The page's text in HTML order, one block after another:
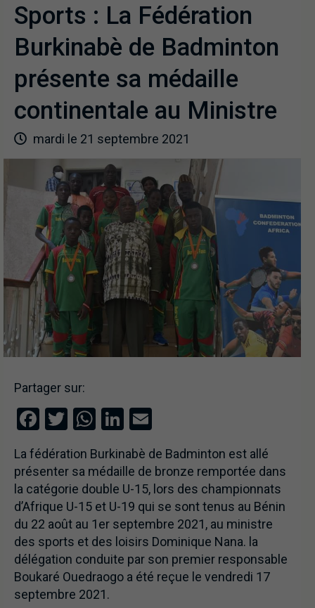
Sports : La Fédération
Burkinabè de Badminton
présente sa médaille
continentale au Ministre
mardi le 21 septembre 2021
Partager sur:
Facebook
Twitter
WhatsApp
LinkedIn
La fédération Burkinabè de Badminton est allé
présenter sa médaille de bronze remportée dans
la catégorie double U-15, lors des championnats
d’Afrique U-15 et U-19 qui se sont tenus au Bénin
du 22 août au 1er septembre 2021, au ministre
des sports et des loisirs Dominique Nana. la
délégation conduite par son premier responsable
Boukaré Ouedraogo a été reçue le vendredi 17
septembre 2021.